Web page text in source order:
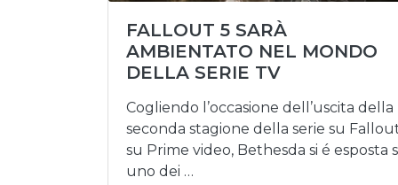
FALLOUT 5 SARÀ
AMBIENTATO NEL MONDO
DELLA SERIE TV
Cogliendo l’occasione dell’uscita della
seconda stagione della serie su
su Prime video, Bethesda si é esposta
uno dei …